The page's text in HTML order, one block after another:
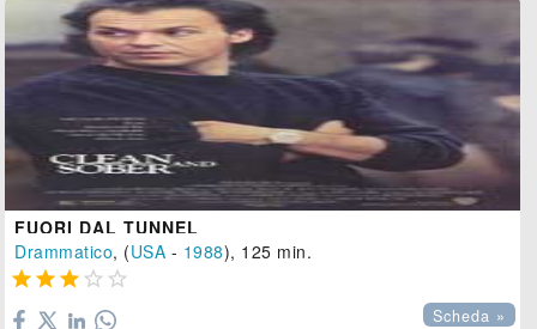
FUORI DAL TUNNEL
Drammatico, (USA - 1988), 125 min.
    
Scheda »